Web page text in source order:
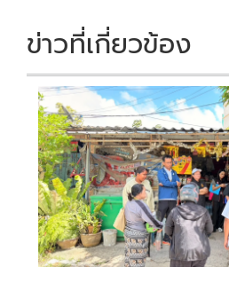
k k
ข่าวที่เกี่ยวข้อง